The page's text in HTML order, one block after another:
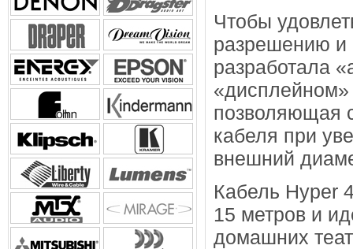
Чтобы
разрешению и
разработала
«дисплейном»
позволяющая
кабеля при
внешний
Кабель Hyper
15 метров и
домашних